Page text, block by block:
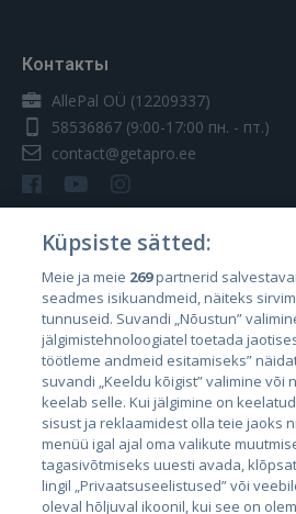
Контакты
AllePal OÜ (12209337)
58536867 (9:00-17:00 пн. - пт.)
contact@getapro.ee
Страны
Эстония
Латвия
Литва
Küpsiste sätted:
Meie ja meie 269partnerid
seadmes isikuandmeid, näiteks
tunnuseid. Suvandi „Nõustun”
jälgimistehnoloogiatel toetada
töötleme andmeid esitamiseks”
suvandi „Keeldu kõigist” valimine või
keelab selle. Kui jälgimine on
sisust ja reklaamidest olla teie jaoks
menüü igal ajal oma valikute
tagasivõtmiseks uuesti avada,
lingil „Privaatsuseelistused” või
oleval hõljuval ikoonil, kui see on